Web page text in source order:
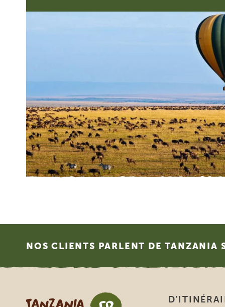
NOS CLIENTS PARLENT DE TANZANIA
Tanzania Specialist